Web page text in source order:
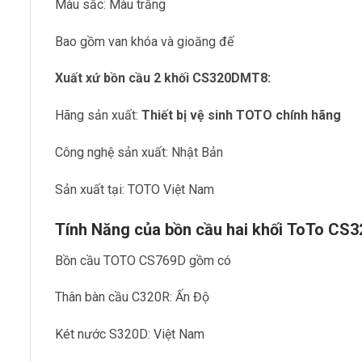
Màu sắc: Màu trắng
Bao gồm van khóa và gioăng đế
Xuất xứ bồn cầu 2 khối CS320DMT8:
Hãng sản xuất: Thiết bị vệ sinh TOTO chính hãng
Công nghệ sản xuất: Nhật Bản
Sản xuất tại: TOTO Việt Nam
Tính Năng của bồn cầu hai khối ToTo
Bồn cầu TOTO CS769D gồm có
Thân bàn cầu C320R: Ấn Độ
Két nước S320D: Việt Nam